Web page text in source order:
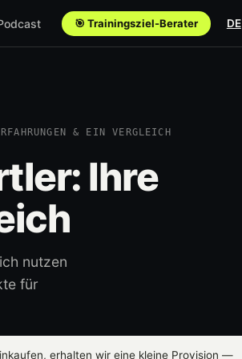
🎯 Trainingsziel-Berater DE
& EIN VERGLEICH
Ihre
nutzen
für
erhalten wir eine kleine Provision —